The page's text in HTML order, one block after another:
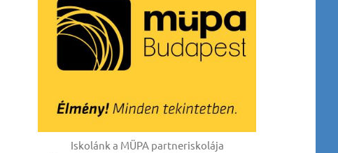
Iskolánk a MÜPA partneriskolája